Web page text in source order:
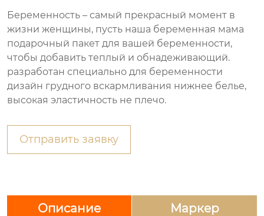
Беременность – самый прекрасный момент в
жизни женщины, пусть наша беременная мама
подарочный пакет для вашей беременности,
чтобы добавить теплый и обнадеживающий.
разработан специально для беременности
дизайн грудного вскармливания нижнее белье,
высокая эластичность не плечо.
Отправить заявку
Описание Маркер